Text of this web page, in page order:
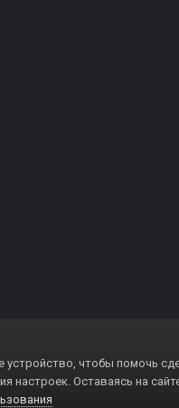
устройство, чтобы помочь
настроек. Оставаясь на